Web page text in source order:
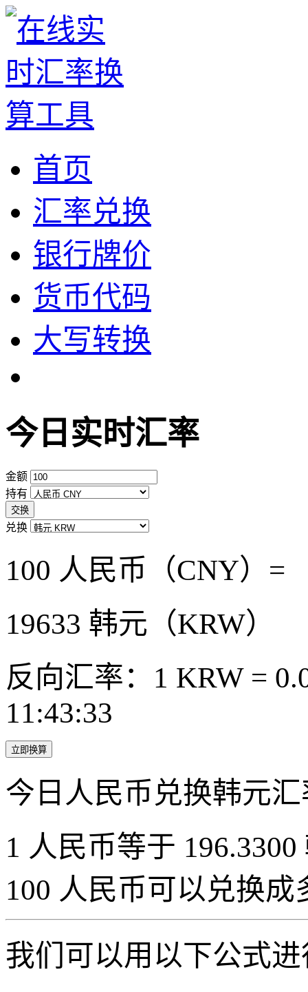
首页
汇率兑换
银行牌价
货币代码
大写转换
今日实时汇率
金额
持有
交换
兑换
100 人民币（CNY）=
19633 韩元（KRW）
反向汇率：1 KRW =
11:43:33
立即换算
今日人民币兑换韩元
1 人民币等于
100 人民币可以兑换成
我们可以用以下公式